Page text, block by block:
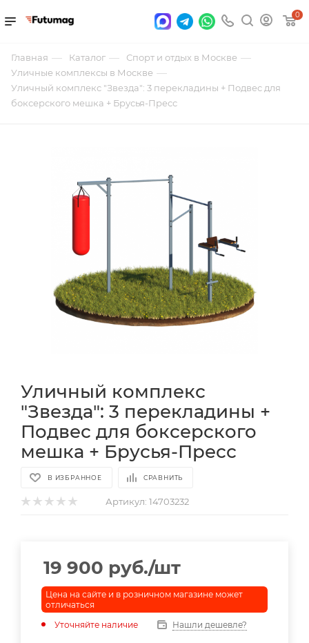
0
Главная — Каталог — Спорт и отдых в Москве —
Уличные комплексы в Москве —
Уличный комплекс "Звезда": 3 перекладины + Подвес для
боксерского мешка + Брусья-Пресс
Уличный комплекс
"Звезда": 3 перекладины +
Подвес для боксерского
мешка + Брусья-Пресс
В ИЗБРАННОЕ СРАВНИТЬ
Артикул: 14703232
19 900 руб./шт
Цена на сайте и в розничном магазине может
отличаться
Уточняйте наличие
Нашли дешевле?